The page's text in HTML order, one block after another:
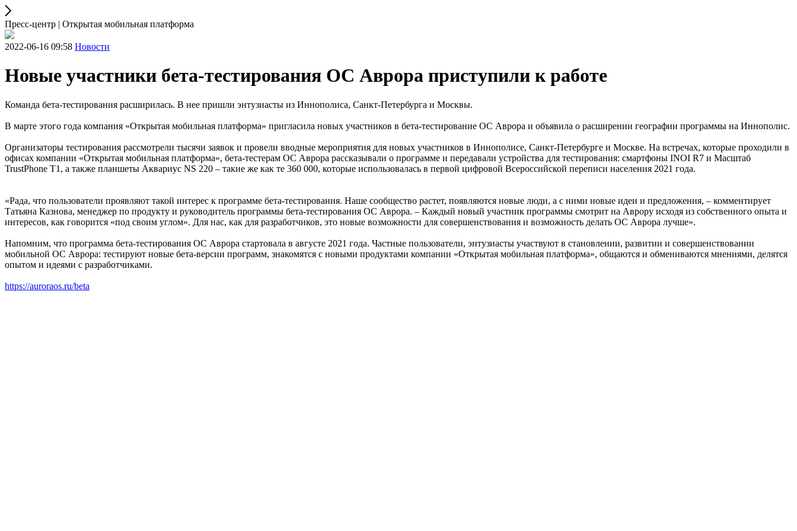
Пресс-центр | Открытая мобильная платформа
2022-06-16 09:58 Новости
Новые участники бета-тестирования ОС Аврора приступили к работе
Команда бета-тестирования расширилась. В нее пришли энтузиасты из Иннополиса, Санкт-Петербурга и Москвы.
В марте этого года компания «Открытая мобильная платформа» пригласила новых участников в бета-тестирование ОС Аврора и объявила о расширении географии программы на Иннополис.
Организаторы тестирования рассмотрели тысячи заявок и провели вводные мероприятия для новых участников в Иннополисе, Санкт-Петербурге и Москве. На встречах, которые проходили в
офисах компании «Открытая мобильная платформа», бета-тестерам ОС Аврора рассказывали о программе и передавали устройства для тестирования: смартфоны INOI R7 и Масштаб
TrustPhone Т1, а также планшеты Аквариус NS 220 – такие же как те 360 000, которые использовалась в первой цифровой Всероссийской переписи населения 2021 года.
«Рада, что пользователи проявляют такой интерес к программе бета-тестирования. Наше сообщество растет, появляются новые люди, а с ними новые идеи и предложения, – комментирует
Татьяна Казнова, менеджер по продукту и руководитель программы бета-тестирования ОС Аврора. – Каждый новый участник программы смотрит на Аврору исходя из собственного опыта и
интересов, как говорится «под своим углом». Для нас, как для разработчиков, это новые возможности для совершенствования и возможность делать ОС Аврора лучше».
Напомним, что программа бета-тестирования ОС Аврора стартовала в августе 2021 года. Частные пользователи, энтузиасты участвуют в становлении, развитии и совершенствовании
мобильной ОС Аврора: тестируют новые бета-версии программ, знакомятся с новыми продуктами компании «Открытая мобильная платформа», общаются и обмениваются мнениями, делятся
опытом и идеями с разработчиками.
https://auroraos.ru/beta